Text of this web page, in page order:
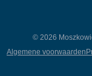
© 2026
Algemene voorwaarden